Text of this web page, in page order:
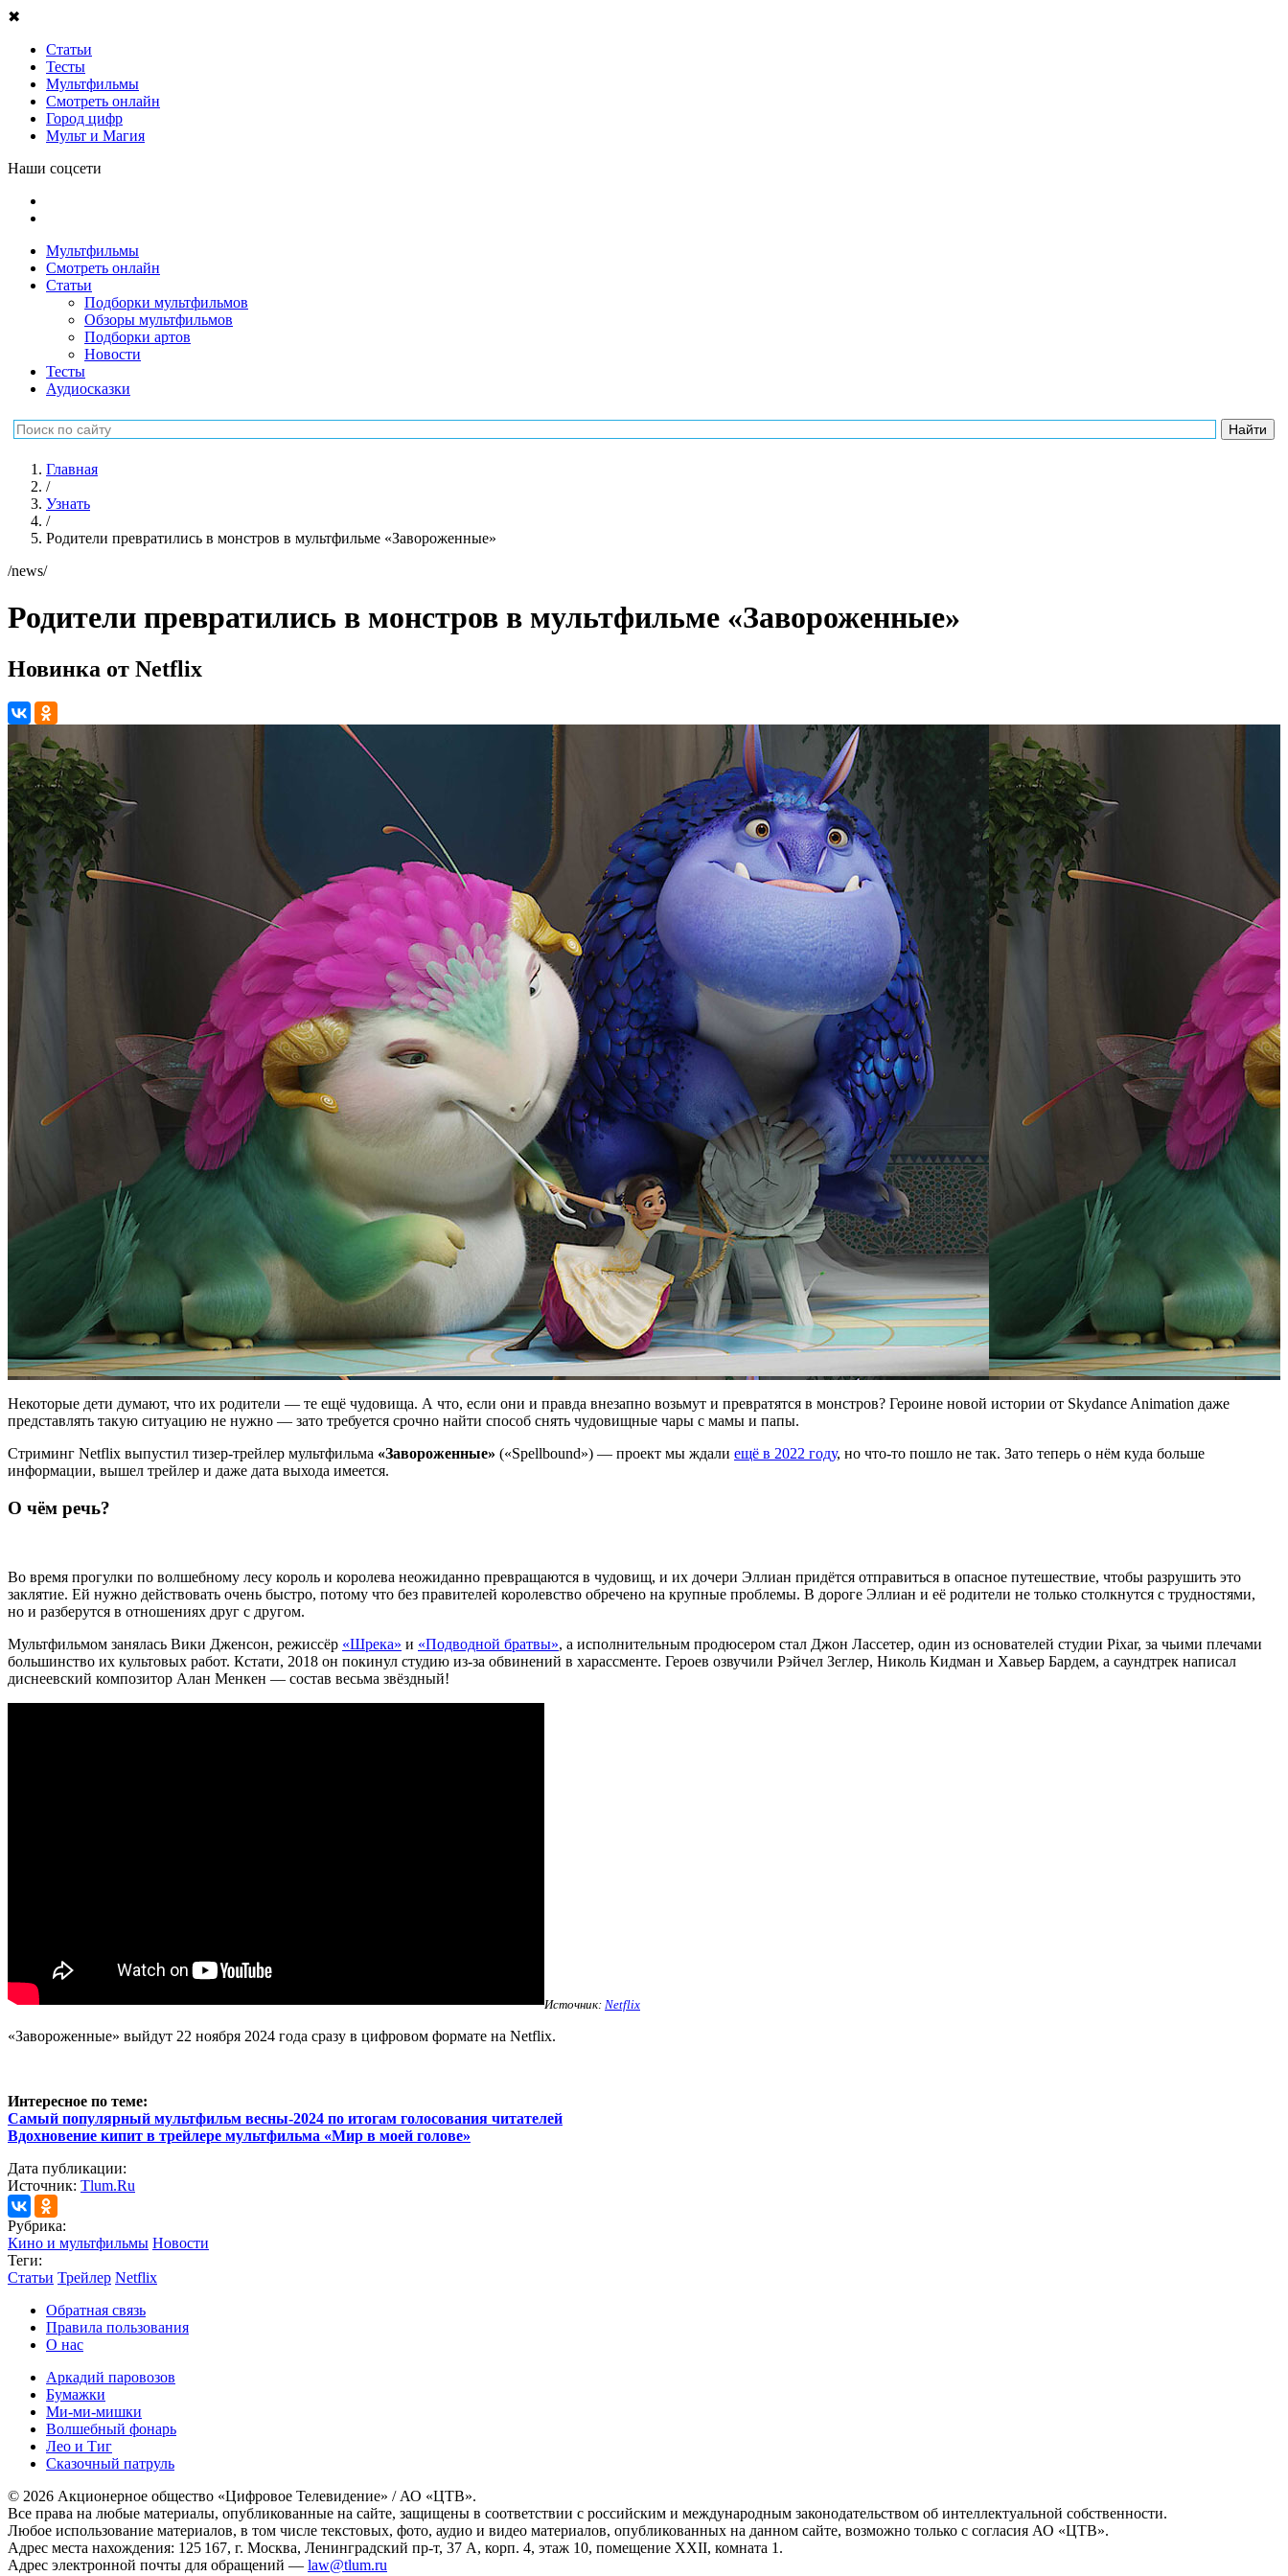
✖
Статьи
Тесты
Мультфильмы
Смотреть онлайн
Город цифр
Мульт и Магия
Наши соцсети
Мультфильмы
Смотреть онлайн
Статьи
Подборки мультфильмов
Обзоры мультфильмов
Подборки артов
Новости
Тесты
Аудиосказки
Главная
/
Узнать
/
Родители превратились в монстров в мультфильме «Завороженные»
/news/
Родители превратились в монстров в мультфильме «Завороженные»
Новинка от Netflix
Некоторые дети думают, что их родители — те ещё чудовища. А что, если они и правда внезапно возьмут и превратятся в монстров? Героине новой истории от Skydance Animation даже
представлять такую ситуацию не нужно — зато требуется срочно найти способ снять чудовищные чары с мамы и папы.
Стриминг Netflix выпустил тизер-трейлер мультфильма «Завороженные» («Spellbound») — проект мы ждали ещё в 2022 году, но что-то пошло не так. Зато теперь о нём куда больше
информации, вышел трейлер и даже дата выхода имеется.
О чём речь?
Во время прогулки по волшебному лесу король и королева неожиданно превращаются в чудовищ, и их дочери Эллиан придётся отправиться в опасное путешествие, чтобы разрушить это
заклятие. Ей нужно действовать очень быстро, потому что без правителей королевство обречено на крупные проблемы. В дороге Эллиан и её родители не только столкнутся с трудностями,
но и разберутся в отношениях друг с другом.
Мультфильмом занялась Вики Дженсон, режиссёр «Шрека» и «Подводной братвы», а исполнительным продюсером стал Джон Лассетер, один из основателей студии Pixar, за чьими плечами
большинство их культовых работ. Кстати, 2018 он покинул студию из-за обвинений в харассменте. Героев озвучили Рэйчел Зеглер, Николь Кидман и Хавьер Бардем, а саундтрек написал
диснеевский композитор Алан Менкен — состав весьма звёздный!
Источник: Netflix
«Завороженные» выйдут 22 ноября 2024 года сразу в цифровом формате на Netflix.
Интересное по теме:
Самый популярный мультфильм весны-2024 по итогам голосования читателей
Вдохновение кипит в трейлере мультфильма «Мир в моей голове»
Дата публикации:
Источник: Tlum.Ru
Рубрика:
Кино и мультфильмы Новости
Теги:
Статьи Трейлер Netflix
Обратная связь
Правила пользования
О нас
Аркадий паровозов
Бумажки
Ми-ми-мишки
Волшебный фонарь
Лео и Тиг
Сказочный патруль
© 2026 Акционерное общество «Цифровое Телевидение» / АО «ЦТВ».
Все права на любые материалы, опубликованные на сайте, защищены в соответствии с российским и международным законодательством об интеллектуальной собственности.
Любое использование материалов, в том числе текстовых, фото, аудио и видео материалов, опубликованных на данном сайте, возможно только с согласия АО «ЦТВ».
Адрес места нахождения: 125 167, г. Москва, Ленинградский пр-т, 37 А, корп. 4, этаж 10, помещение XXII, комната 1.
Адрес электронной почты для обращений — law@tlum.ru